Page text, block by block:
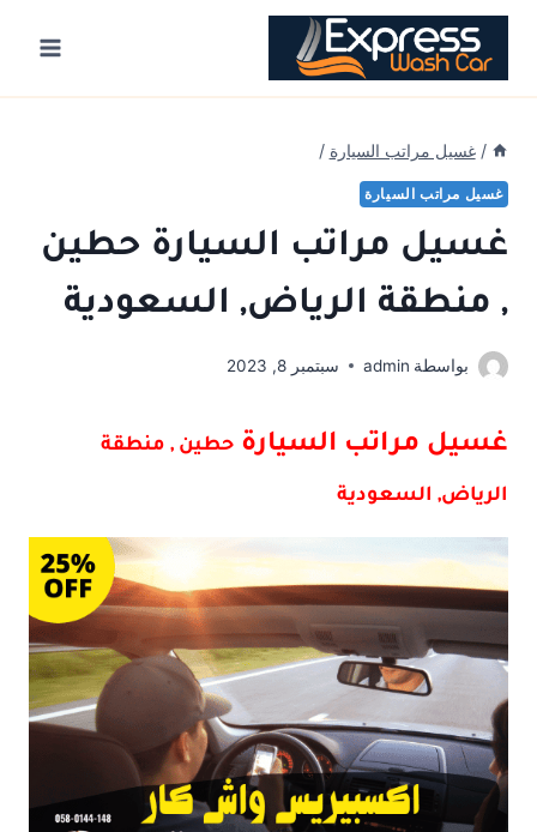
Skip
content
/ غسيل مراتب السيارة /
غسيل مراتب السيارة
غسيل مراتب السيارة حطين
, منطقة الرياض, السعودية
بواسطة admin سبتمبر 8, 2023
غسيل مراتب السيارة حطين , منطقة
الرياض, السعودية